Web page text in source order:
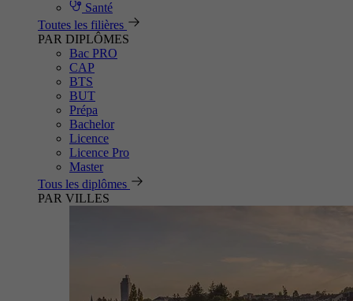
Santé
Toutes les filières
PAR DIPLÔMES
Bac PRO
CAP
BTS
BUT
Prépa
Bachelor
Licence
Licence Pro
Master
Tous les diplômes
PAR VILLES